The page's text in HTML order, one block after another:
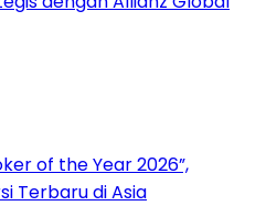
of the Year 2026”,
Terbaru di Asia